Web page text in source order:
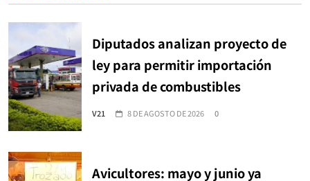
Diputados analizan proyecto de
ley para permitir importación
privada de combustibles
V21 8 DE AGOSTO DE 2026 0
Avicultores: mayo y junio ya